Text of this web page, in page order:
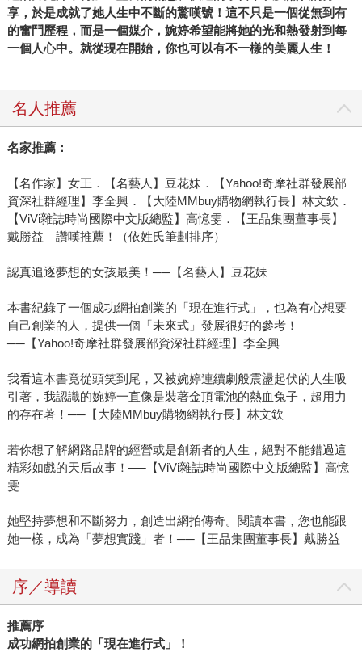
享，於是成就了她人生中不斷的驚嘆號！這不只是一個從無到有
的奮鬥歷程，而是一個媒介，婉婷希望能將她的光和熱發射到每
一個人心中。就從現在開始，你也可以有不一樣的美麗人生！
名人推薦
名家推薦：
【名作家】女王．【名藝人】豆花妹．【Yahoo!奇摩社群發展部
資深社群經理】李全興．【大陸MMbuy購物網執行長】林文欽．
【ViVi雜誌時尚國際中文版總監】高憶雯．【王品集團董事長】
戴勝益 讚嘆推薦！（依姓氏筆劃排序）
認真追逐夢想的女孩最美！──【名藝人】豆花妹
本書紀錄了一個成功網拍創業的「現在進行式」，也為有心想要
自己創業的人，提供一個「未來式」發展很好的參考！
──【Yahoo!奇摩社群發展部資深社群經理】李全興
我看這本書竟從頭笑到尾，又被婉婷連續劇般震盪起伏的人生吸
引著，我認識的婉婷一直像是裝著金頂電池的熱血兔子，超用力
的存在著！──【大陸MMbuy購物網執行長】林文欽
若你想了解網路品牌的經營或是創新者的人生，絕對不能錯過這
精彩如戲的天后故事！──【ViVi雜誌時尚國際中文版總監】高憶
雯
她堅持夢想和不斷努力，創造出網拍傳奇。閱讀本書，您也能跟
她一樣，成為「夢想實踐」者！──【王品集團董事長】戴勝益
序／導讀
推薦序
成功網拍創業的「現在進行式」！